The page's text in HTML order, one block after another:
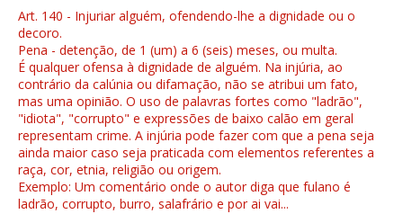
Art. 140 - Injuriar alguém, ofendendo-lhe a dignidade ou o
decoro.
Pena - detenção, de 1 (um) a 6 (seis) meses, ou multa.
É qualquer ofensa à dignidade de alguém. Na injúria, ao
contrário da calúnia ou difamação, não se atribui um fato,
mas uma opinião. O uso de palavras fortes como "ladrão",
"idiota", "corrupto" e expressões de baixo calão em geral
representam crime. A injúria pode fazer com que a pena seja
ainda maior caso seja praticada com elementos referentes a
raça, cor, etnia, religião ou origem.
Exemplo: Um comentário onde o autor diga que fulano é
ladrão, corrupto, burro, salafrário e por ai vai...